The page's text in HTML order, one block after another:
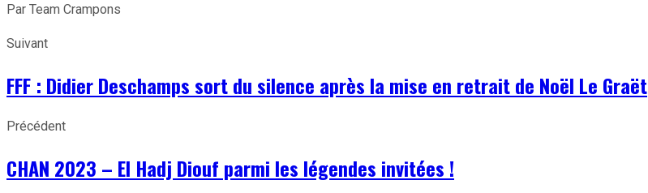
Par Team Crampons
Suivant
FFF : Didier Deschamps sort du silence après la mise en retrait de Noël Le Graët
Précédent
CHAN 2023 – El Hadj Diouf parmi les légendes invitées !